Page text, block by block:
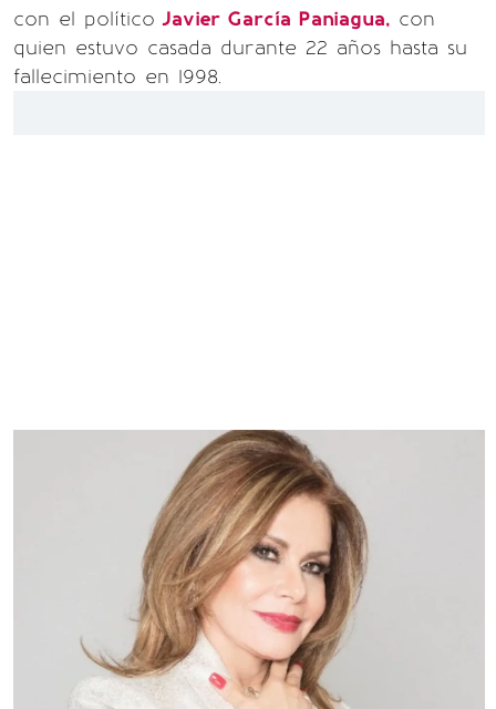
con el político Javier García Paniagua, con
quien estuvo casada durante 22 años hasta su
fallecimiento en 1998.